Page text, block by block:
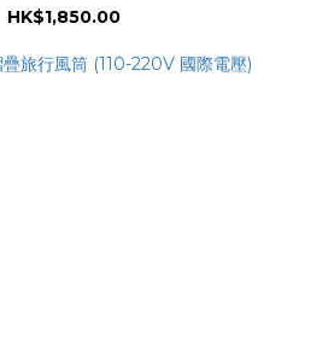
HK$1,850.00